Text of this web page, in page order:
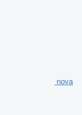
nova